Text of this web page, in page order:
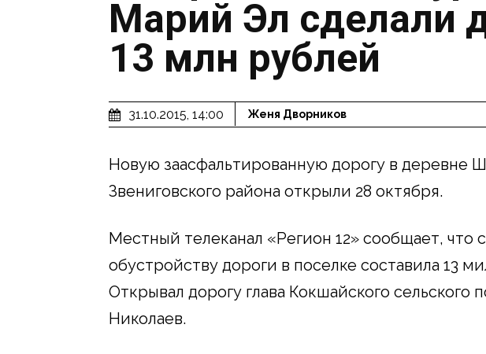
Марий Эл сделали
13 млн рублей
31.10.2015, 14:00 Женя Дворников
Новую заасфальтированную дорогу в деревне
Звениговского района открыли 28 октября.
Местный телеканал «Регион 12» сообщает, что
обустройству дороги в поселке составила 13
Открывал дорогу глава Кокшайского сельского
Николаев.